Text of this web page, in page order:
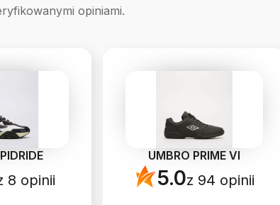
opiniami.
8 opinii
UMBRO PRIME VI
5.0z 94 opinii